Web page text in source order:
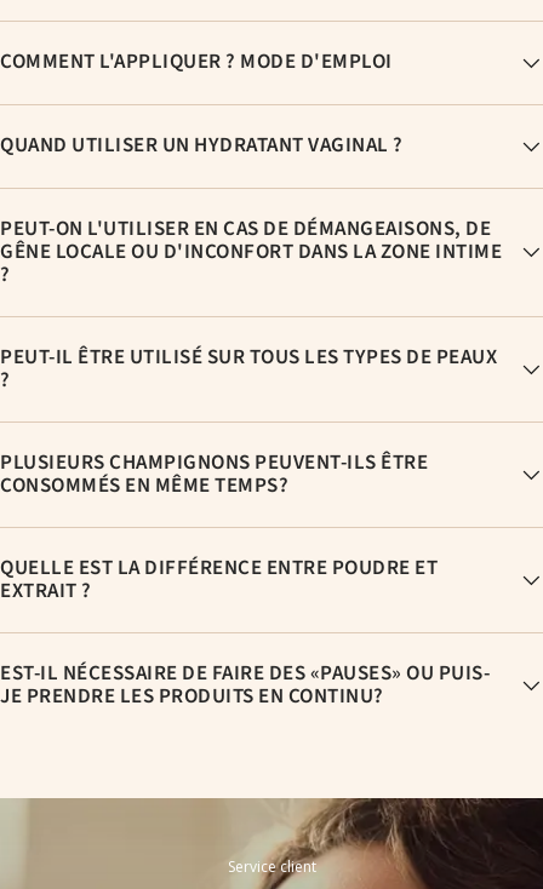
COMMENT L'APPLIQUER ? MODE D'EMPLOI
QUAND UTILISER UN HYDRATANT VAGINAL ?
PEUT-ON L'UTILISER EN CAS DE DÉMANGEAISONS, DE
GÊNE LOCALE OU D'INCONFORT DANS LA ZONE INTIME
?
PEUT-IL ÊTRE UTILISÉ SUR TOUS LES TYPES DE PEAUX
?
PLUSIEURS CHAMPIGNONS PEUVENT-ILS ÊTRE
CONSOMMÉS EN MÊME TEMPS?
QUELLE EST LA DIFFÉRENCE ENTRE POUDRE ET
EXTRAIT ?
EST-IL NÉCESSAIRE DE FAIRE DES «PAUSES» OU PUIS-
JE PRENDRE LES PRODUITS EN CONTINU?
Service client